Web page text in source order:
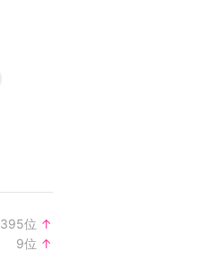
395位 ↑
9位 ↑